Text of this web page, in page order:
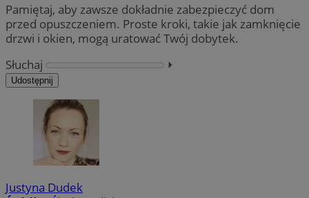
Pamiętaj, aby zawsze dokładnie zabezpieczyć dom
przed opuszczeniem. Proste kroki, takie jak zamknięcie
drzwi i okien, mogą uratować Twój dobytek.
Słuchaj
⏵︎
Udostępnij
Justyna Dudek